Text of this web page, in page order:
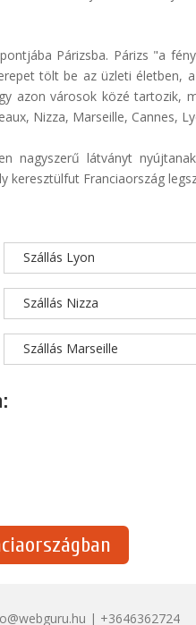
Párizsba. Párizs "a
tölt be az üzleti életben,
azon városok közé tartozik,
Nizza, Marseille, Cannes,
nagyszerű látványt
Franciaország
Szállás Lyon
Szállás Nizza
Szállás Marseille
| +3646362724